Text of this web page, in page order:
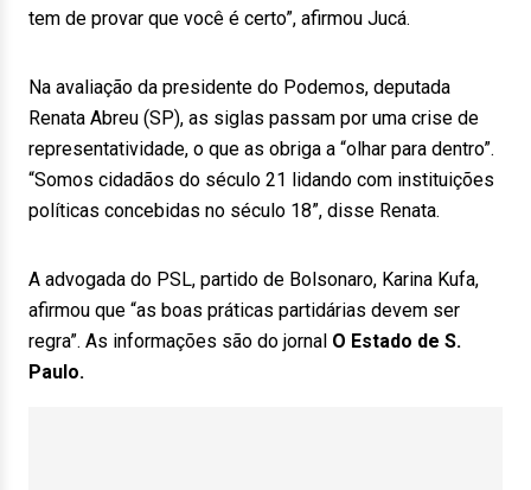
tem de provar que você é certo”, afirmou Jucá.
Na avaliação da presidente do Podemos, deputada
Renata Abreu (SP), as siglas passam por uma crise de
representatividade, o que as obriga a “olhar para dentro”.
“Somos cidadãos do século 21 lidando com instituições
políticas concebidas no século 18”, disse Renata.
A advogada do PSL, partido de Bolsonaro, Karina Kufa,
afirmou que “as boas práticas partidárias devem ser
regra”. As informações são do jornal O Estado de S.
Paulo.